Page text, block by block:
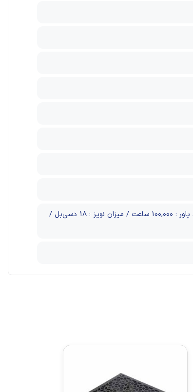
جریان 12+ ولت: 40 آمپر/ جریان 12- ولت: 0.3 آمپر/ جریان 5+ ولت: 18 آمپر/ جریان 3.3+ ولت: 18 آمپر, عمر مفید پاور : 100,000 ساعت / میزان نویز : 18 دسی‌بل /